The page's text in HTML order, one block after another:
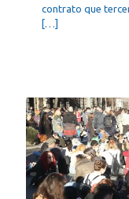
contrato que
[…]